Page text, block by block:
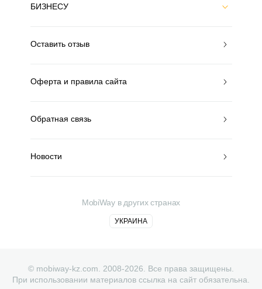
БИЗНЕСУ
Оставить отзыв
Оферта и правила сайта
Обратная связь
Новости
MobiWay в других странах
УКРАИНА
© mobiway-kz.com. 2008-2026. Все права защищены.
При использовании материалов ссылка на сайт обязательна.